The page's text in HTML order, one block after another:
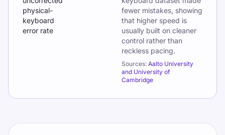
physical-
keyboard
error rate
fewer mistakes, showing
that higher speed is
usually built on cleaner
control rather than
reckless pacing.
Sources: Aalto University
and University of
Cambridge